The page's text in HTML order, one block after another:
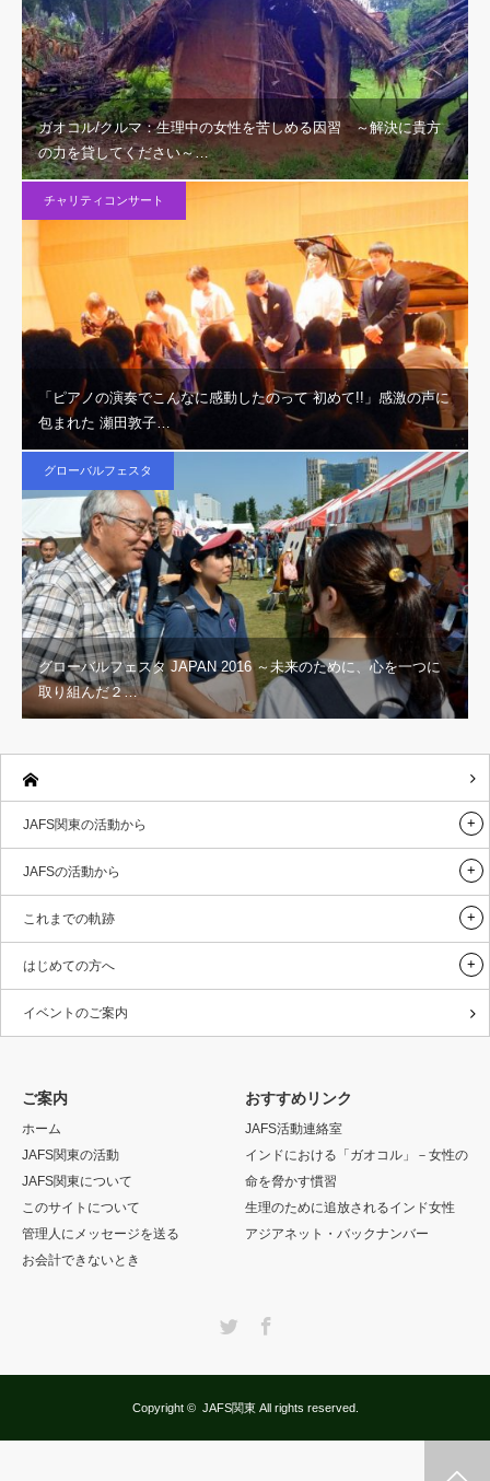
ガオコル/クルマ：生理中の女性を苦しめる因習 ～解決に貴方
の力を貸してください～…
チャリティコンサート
「ピアノの演奏でこんなに感動したのって 初めて!!」感激の声に
包まれた 瀬田敦子…
グローバルフェスタ
グローバルフェスタ JAPAN 2016 ～未来のために、心を一つに
取り組んだ２…
JAFS関東の活動から
JAFSの活動から
これまでの軌跡
はじめての方へ
イベントのご案内
ご案内
ホーム
JAFS関東の活動
JAFS関東について
このサイトについて
管理人にメッセージを送る
お会計できないとき
おすすめリンク
JAFS活動連絡室
インドにおける「ガオコル」－女性の
命を脅かす慣習
生理のために追放されるインド女性
アジアネット・バックナンバー
Copyright © JAFS関東All rights reserved.